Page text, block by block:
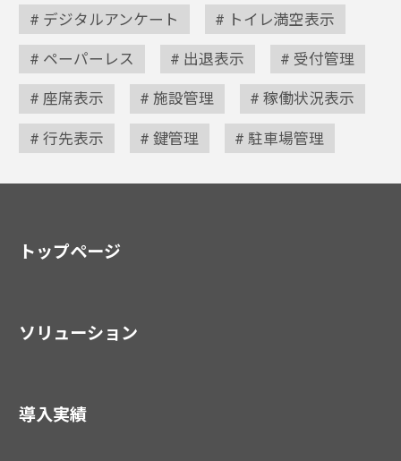
デジタルアンケート トイレ満空表示
ペーパーレス 出退表示 受付管理
座席表示 施設管理 稼働状況表示
行先表示 鍵管理 駐車場管理
トップページ
ソリューション
導入実績